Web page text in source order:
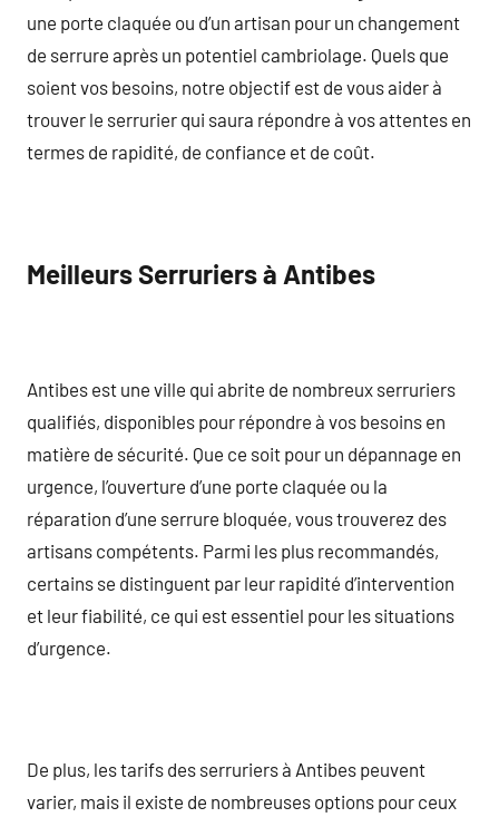
une porte claquée ou d’un artisan pour un changement
de serrure après un potentiel cambriolage. Quels que
soient vos besoins, notre objectif est de vous aider à
trouver le serrurier qui saura répondre à vos attentes en
termes de rapidité, de confiance et de coût.
Meilleurs Serruriers à Antibes
Antibes est une ville qui abrite de nombreux serruriers
qualifiés, disponibles pour répondre à vos besoins en
matière de sécurité. Que ce soit pour un dépannage en
urgence, l’ouverture d’une porte claquée ou la
réparation d’une serrure bloquée, vous trouverez des
artisans compétents. Parmi les plus recommandés,
certains se distinguent par leur rapidité d’intervention
et leur fiabilité, ce qui est essentiel pour les situations
d’urgence.
De plus, les tarifs des serruriers à Antibes peuvent
varier, mais il existe de nombreuses options pour ceux